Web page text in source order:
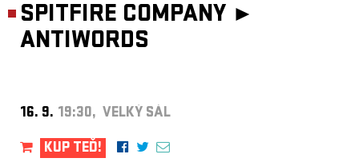
SPITFIRE COMPANY ►
ANTIWORDS
16. 9. 19:30, VELKÝ SÁL
KUP TEĎ!